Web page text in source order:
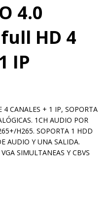
4.0
HD 4
IP
4 CANALES + 1 IP, SOPORTA
1CH AUDIO POR
H265. SOPORTA 1 HDD
AUDIO Y UNA SALIDA.
SIMULTANEAS Y CBVS